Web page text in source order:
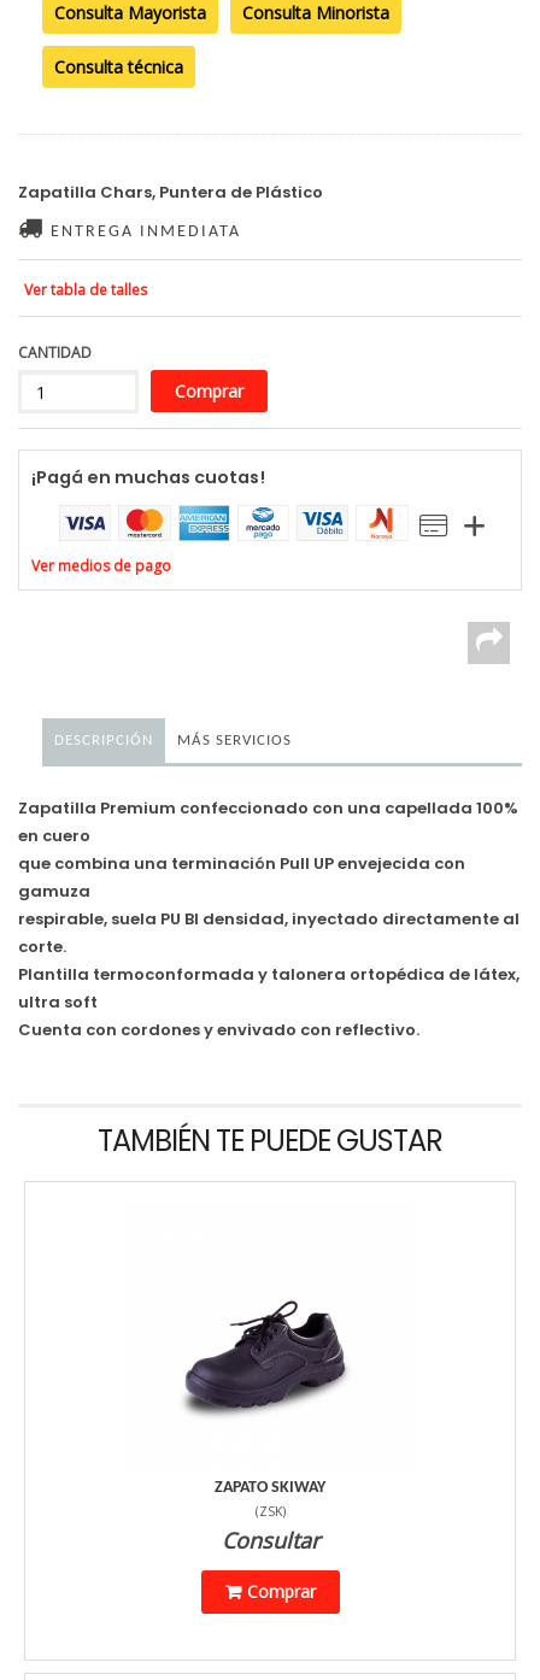
Consulta Mayorista Consulta Minorista
Consulta técnica
Zapatilla Chars, Puntera de Plástico
ENTREGA INMEDIATA
Ver tabla de talles
CANTIDAD
¡Pagá en muchas cuotas!
Ver medios de pago
DESCRIPCIÓN MÁS SERVICIOS
Zapatilla Premium confeccionado con una capellada 100%
en cuero
que combina una terminación Pull UP envejecida con
gamuza
respirable, suela PU BI densidad, inyectado directamente al
corte.
Plantilla termoconformada y talonera ortopédica de látex,
ultra soft
Cuenta con cordones y envivado con reflectivo.
TAMBIÉN TE PUEDE GUSTAR
ZAPATO SKIWAY
(ZSK)
Consultar
Comprar